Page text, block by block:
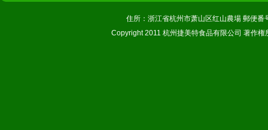
住所：浙江省杭州市萧山区红山農場 郵便
Copyright 2011 杭州捷美特食品有限公司 著作権